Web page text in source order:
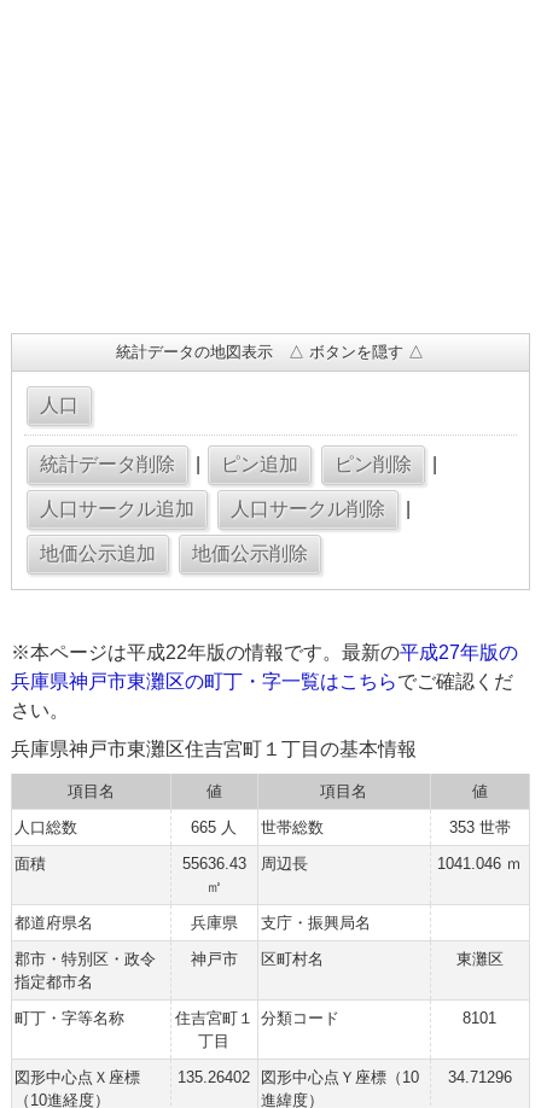
統計データの地図表示 △ ボタンを隠す △
※本ページは平成22年版の情報です。最新の平成27年版の
兵庫県神戸市東灘区の町丁・字一覧はこちらでご確認くだ
さい。
兵庫県神戸市東灘区住吉宮町１丁目の基本情報
項目名 値 項目名
値
人口総数
665 人 世帯総数
353 世帯
面積
55636.43
㎡
周辺長 1041.046 ｍ
都道府県名 兵庫県
支庁・振興局名
郡市・特別区・政令
指定都市名
神戸市 区町村名 東灘区
町丁・字等名称
住吉宮町１
丁目
分類コード 8101
図形中心点Ｘ座標
（10進経度）
135.26402
図形中心点Ｙ座標（10
進緯度）
34.71296